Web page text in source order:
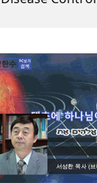
주장하는 미국
직...